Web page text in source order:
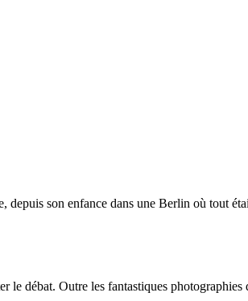
son enfance dans une Berlin où tout
le débat. Outre les fantastiques